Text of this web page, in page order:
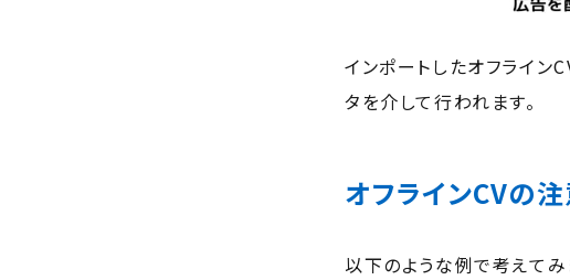
インポートしたオフライ
タを介して行われます。
オフラインCVの注
以下のような例で考えてみ